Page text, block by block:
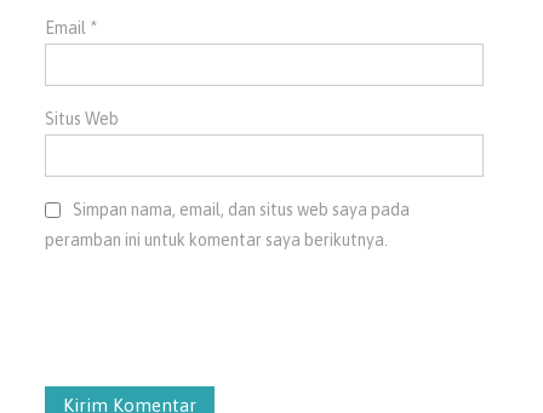
Email *
Situs Web
Simpan nama, email, dan situs web saya pada
peramban ini untuk komentar saya berikutnya.